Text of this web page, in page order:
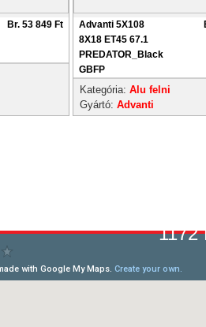
Br. 53 849 Ft
Advanti 5X108
8X18 ET45 67.1
PREDATOR_Black
GBFP
Kategória: Alu felni
Gyártó: Advanti
1172